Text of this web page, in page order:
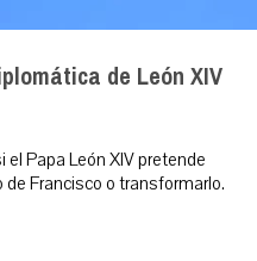
de León XIV
Papa León XIV pretende
Francisco o transformarlo.